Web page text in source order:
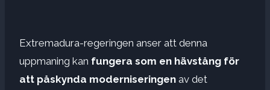
Extremadura-regeringen anser att denna
uppmaning kan fungera som en hävstång för
att påskynda moderniseringen av det